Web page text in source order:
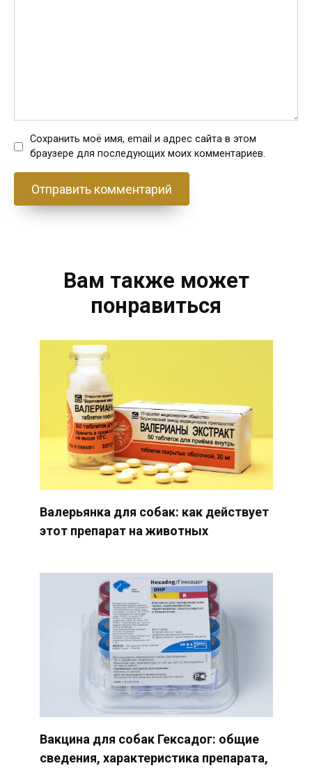
Сохранить моё имя, email и адрес сайта в этом
браузере для последующих моих комментариев.
Вам также может
понравиться
Валерьянка для собак: как действует
этот препарат на животных
Вакцина для собак Гексадог: общие
сведения, характеристика препарата,